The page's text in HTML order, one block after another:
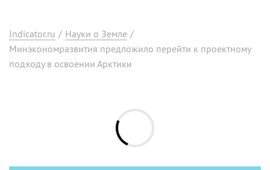
Indicator.ru / Науки о Земле /
Минэкономразвития предложило перейти к проектному
подходу в освоении Арктики